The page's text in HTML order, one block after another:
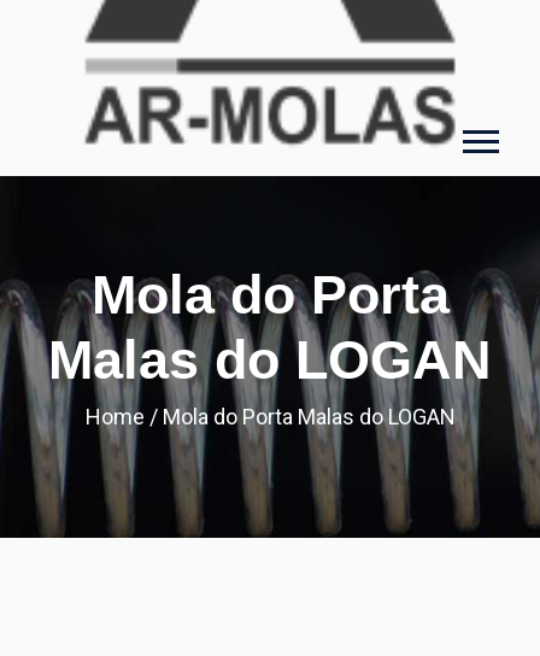
Mola do Porta
Malas do LOGAN
Home / Mola do Porta Malas do LOGAN